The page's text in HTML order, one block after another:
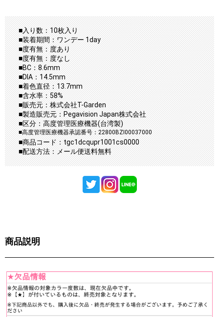
■入り数：10枚入り
■装着期間：ワンデー 1day
■度有無：度あり
■度有無：度なし
■BC：8.6mm
■DIA：14.5mm
■着色直径：13.7mm
■含水率：58%
■販売元：株式会社T-Garden
■製造販売元：Pegavision Japan株式会社
■区分：高度管理医療機器(台湾製)
■高度管理医療機器承認番号：22800BZI00037000
■商品コード：tgc1dcqupr1001cs0000
■配送方法：メール便送料無料
商品説明